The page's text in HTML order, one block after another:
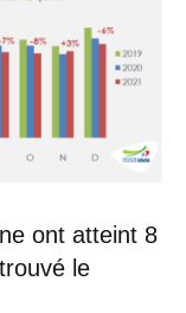
ont atteint 8
le